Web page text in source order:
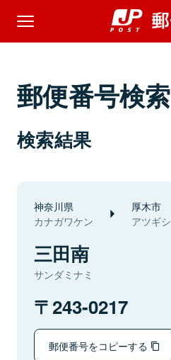
郵便番号検索
検索結果
神奈川県
カナガワケン
厚木市
アツギシ
三田南
サンダミナミ
243-0217
郵便番号をコピーする